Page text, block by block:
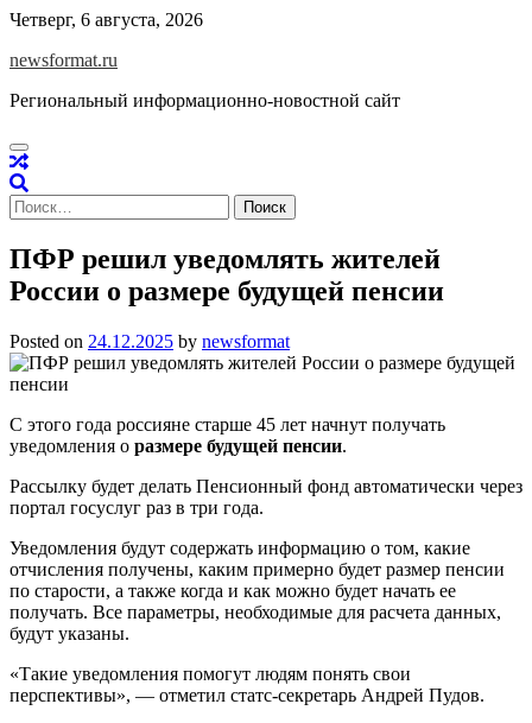
Skip
content
Четверг, 6 августа, 2026
newsformat.ru
Региональный информационно-новостной сайт
Найти:
ПФР решил уведомлять жителей
России о размере будущей пенсии
Posted on 24.12.2025 by newsformat
С этого года россияне старше 45 лет начнут получать
уведомления о размере будущей пенсии.
Рассылку будет делать Пенсионный фонд автоматически через
портал госуслуг раз в три года.
Уведомления будут содержать информацию о том, какие
отчисления получены, каким примерно будет размер пенсии
по старости, а также когда и как можно будет начать ее
получать. Все параметры, необходимые для расчета данных,
будут указаны.
«Такие уведомления помогут людям понять свои
перспективы», — отметил статс-секретарь Андрей Пудов.